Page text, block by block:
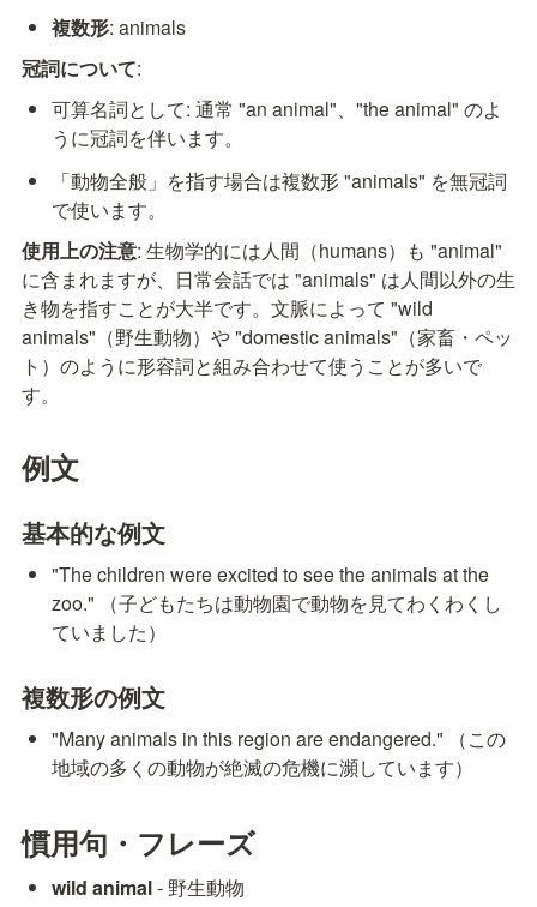
複数形: animals
冠詞について:
可算名詞として: 通常 "an animal"、"the animal" のよ
うに冠詞を伴います。
「動物全般」を指す場合は複数形 "animals" を無冠詞
で使います。
使用上の注意: 生物学的には人間（humans）も "animal"
に含まれますが、日常会話では "animals" は人間以外の生
き物を指すことが大半です。文脈によって "wild
animals"（野生動物）や "domestic animals"（家畜・ペッ
ト）のように形容詞と組み合わせて使うことが多いで
す。
例文
基本的な例文
"The children were excited to see the animals at the
zoo." （子どもたちは動物園で動物を見てわくわくし
ていました）
複数形の例文
"Many animals in this region are endangered." （この
地域の多くの動物が絶滅の危機に瀕しています）
慣用句・フレーズ
wild animal - 野生動物